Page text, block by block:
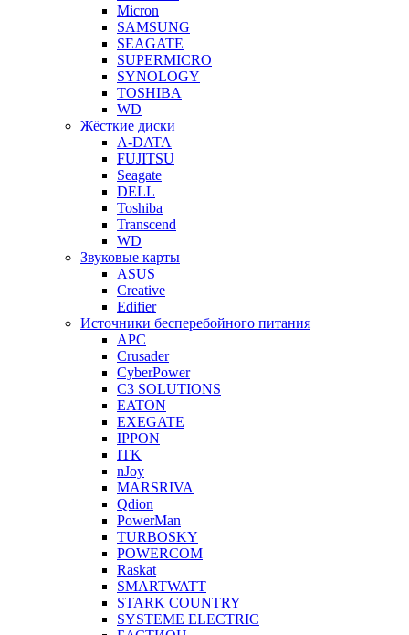
Micron
SAMSUNG
SEAGATE
SUPERMICRO
SYNOLOGY
TOSHIBA
WD
Жёсткие диски
A-DATA
FUJITSU
Seagate
DELL
Toshiba
Transcend
WD
Звуковые карты
ASUS
Creative
Edifier
Источники бесперебойного питания
APC
Crusader
CyberPower
C3 SOLUTIONS
EATON
EXEGATE
IPPON
ITK
nJoy
MARSRIVA
Qdion
PowerMan
TURBOSKY
POWERCOM
Raskat
SMARTWATT
STARK COUNTRY
SYSTEME ELECTRIC